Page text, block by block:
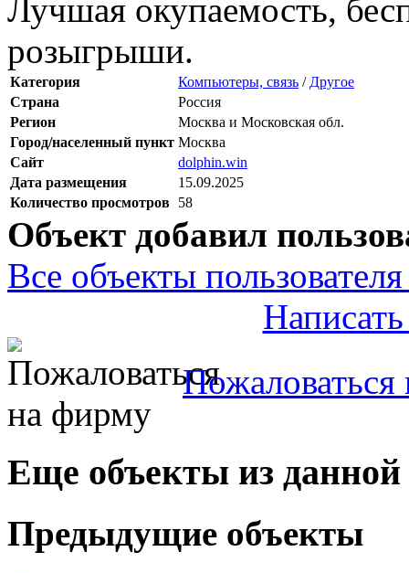
Лучшая окупаемость,
розыгрыши.
Категория Компьютеры, связь / Другое
Страна
Россия
Регион
Москва и Московская обл.
Город/населенный пункт Москва
Сайт
dolphin.win
Дата размещения
15.09.2025
Количество просмотров 58
Объект добавил
Все объекты
Еще объекты из данной
Предыдущие объекты